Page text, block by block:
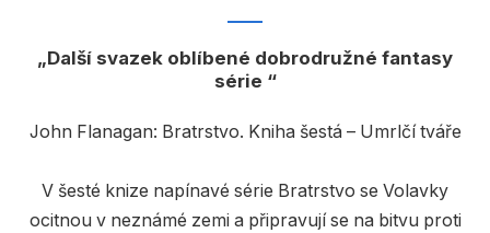
Kuchařky
Populárně - naučná pro dospělé
Další svazek oblíbené dobrodružné fantasy
série
John Flanagan: Bratrstvo. Kniha šestá – Umrlčí tváře
V šesté knize napínavé série Bratrstvo se Volavky
ocitnou v neznámé zemi a připravují se na bitvu proti